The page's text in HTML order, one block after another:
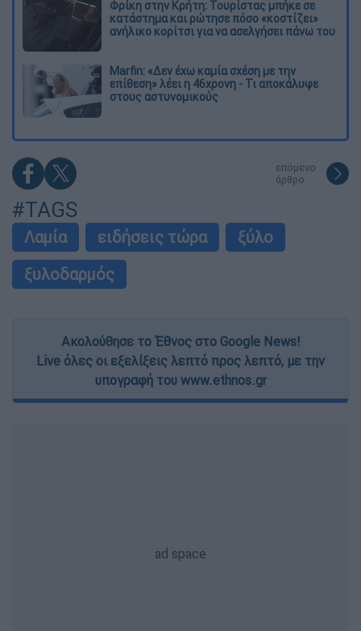
Φρίκη στην Κρήτη: Τουρίστας μπήκε σε
κατάστημα και ρώτησε πόσο «κοστίζει»
ανήλικο κορίτσι για να ασελγήσει πάνω του
Marfin: «Δεν έχω καμία σχέση με την
επίθεση» λέει η 46χρονη - Τι αποκάλυψε
στους αστυνομικούς
επόμενο
άρθρο
#TAGS
Λαμία ειδήσεις τώρα
ξύλο
ξυλοδαρμός
Ακολούθησε το Έθνος στο Google News!
Live όλες οι εξελίξεις λεπτό προς λεπτό, με την
υπογραφή του www.ethnos.gr